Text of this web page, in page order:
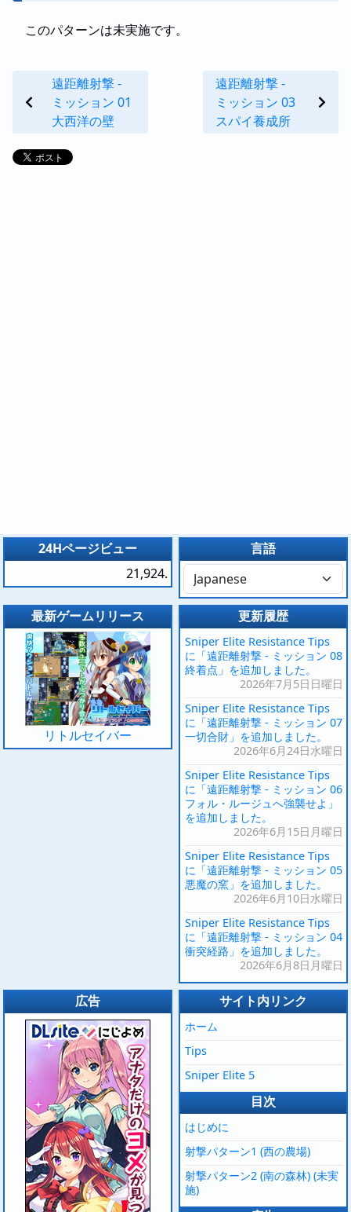
このパターンは未実施です。
遠距離射撃 -
ミッション 01
大西洋の壁
遠距離射撃 -
ミッション 03
スパイ養成所
24Hページビュー
21,924.
言語
最新ゲームリリース
リトルセイバー
更新履歴
Sniper Elite Resistance Tips
に「遠距離射撃 - ミッション 08
終着点」を追加しました。
2026年7月5日日曜日
Sniper Elite Resistance Tips
に「遠距離射撃 - ミッション 07
一切合財」を追加しました。
2026年6月24日水曜日
Sniper Elite Resistance Tips
に「遠距離射撃 - ミッション 06
フォル・ルージュへ強襲せよ」
を追加しました。
2026年6月15日月曜日
Sniper Elite Resistance Tips
に「遠距離射撃 - ミッション 05
悪魔の窯」を追加しました。
2026年6月10日水曜日
Sniper Elite Resistance Tips
に「遠距離射撃 - ミッション 04
衝突経路」を追加しました。
2026年6月8日月曜日
広告 サイト内リンク
ホーム
Tips
Sniper Elite 5
目次
はじめに
射撃パターン1 (西の農場)
射撃パターン2 (南の森林) (未実
施)